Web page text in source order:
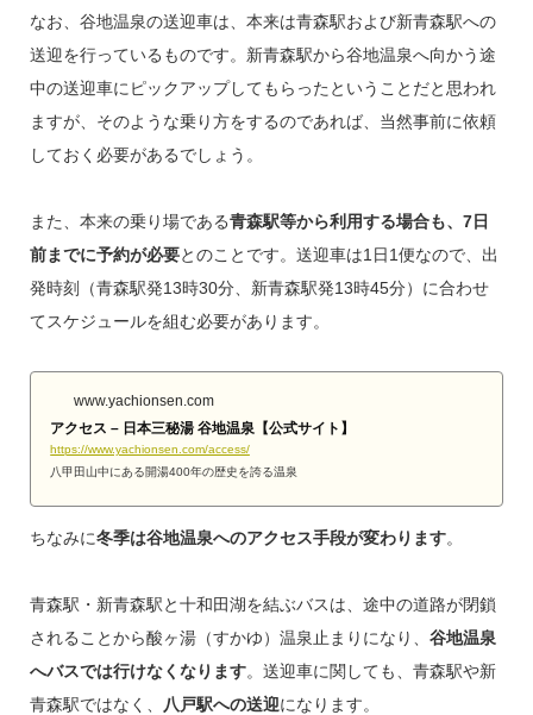
なお、谷地温泉の送迎車は、本来は青森駅および新青森駅への
送迎を行っているものです。新青森駅から谷地温泉へ向かう途
中の送迎車にピックアップしてもらったということだと思われ
ますが、そのような乗り方をするのであれば、当然事前に依頼
しておく必要があるでしょう。
また、本来の乗り場である青森駅等から利用する場合も、7日
前までに予約が必要とのことです。送迎車は1日1便なので、出
発時刻（青森駅発13時30分、新青森駅発13時45分）に合わせ
てスケジュールを組む必要があります。
www.yachionsen.com
アクセス – 日本三秘湯 谷地温泉【公式サイト】
https://www.yachionsen.com/access/
八甲田山中にある開湯400年の歴史を誇る温泉
ちなみに冬季は谷地温泉へのアクセス手段が変わります。
青森駅・新青森駅と十和田湖を結ぶバスは、途中の道路が閉鎖
されることから酸ヶ湯（すかゆ）温泉止まりになり、 谷地温泉
へバスでは行けなくなります。送迎車に関しても、青森駅や新
青森駅ではなく、
八戸駅への送迎になります。